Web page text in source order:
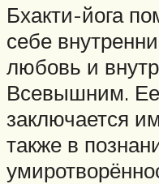
Бхакти-йога
себе
любовь и
Всевышним.
заключается
также в